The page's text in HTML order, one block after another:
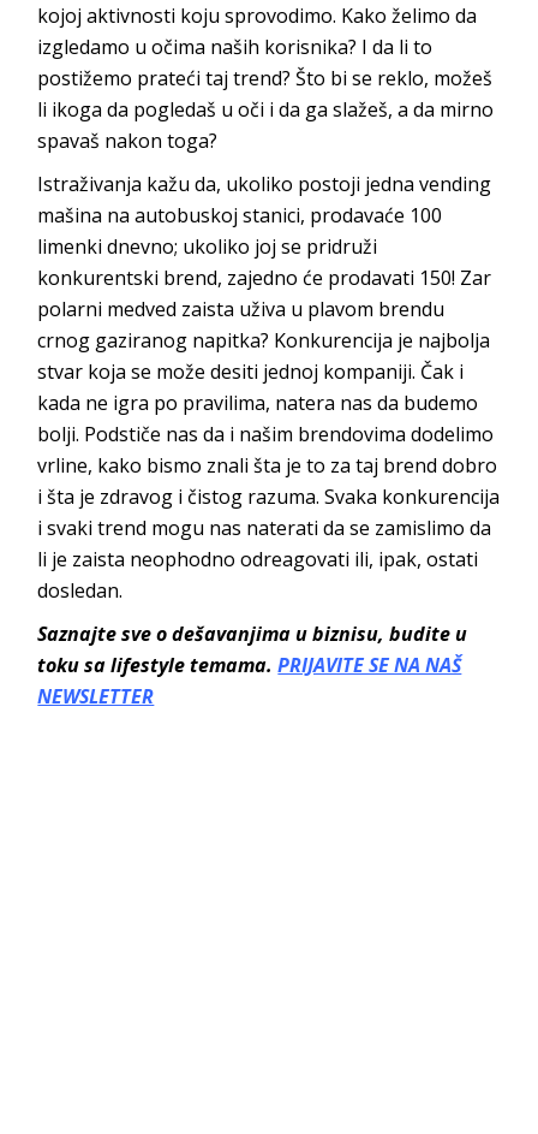
kojoj aktivnosti koju sprovodimo. Kako želimo da
izgledamo u očima naših korisnika? I da li to
postižemo prateći taj trend? Što bi se reklo, možeš
li ikoga da pogledaš u oči i da ga slažeš, a da mirno
spavaš nakon toga?
Istraživanja kažu da, ukoliko postoji jedna vending
mašina na autobuskoj stanici, prodavaće 100
limenki dnevno; ukoliko joj se pridruži
konkurentski brend, zajedno će prodavati 150! Zar
polarni medved zaista uživa u plavom brendu
crnog gaziranog napitka? Konkurencija je najbolja
stvar koja se može desiti jednoj kompaniji. Čak i
kada ne igra po pravilima, natera nas da budemo
bolji. Podstiče nas da i našim brendovima dodelimo
vrline, kako bismo znali šta je to za taj brend dobro
i šta je zdravog i čistog razuma. Svaka konkurencija
i svaki trend mogu nas naterati da se zamislimo da
li je zaista neophodno odreagovati ili, ipak, ostati
dosledan.
Saznajte sve o dešavanjima u biznisu, budite u
toku sa lifestyle temama. PRIJAVITE SE NA NAŠ
NEWSLETTER